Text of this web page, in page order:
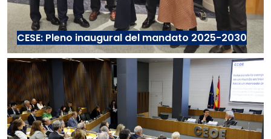
CESE: Pleno inaugural del mandato 2025-2030